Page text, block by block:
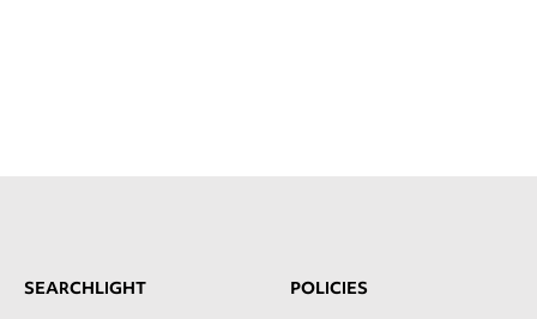
SEARCHLIGHT POLICIES